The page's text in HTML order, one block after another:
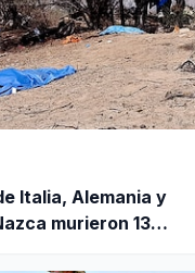
Italia, Alemania y
murieron 13